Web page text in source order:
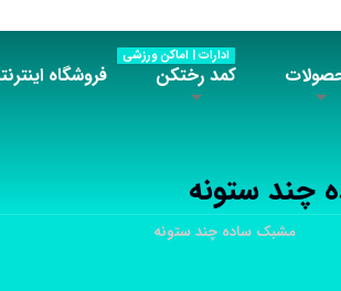
کمد رختکن
ادارات | اماکن ورزشی
فروشگاه
چند ستونه
مشبک ساده چند ستونه